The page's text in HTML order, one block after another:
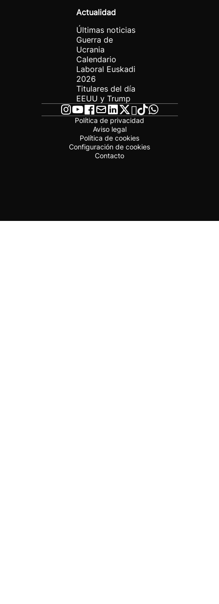
Actualidad
Últimas noticias
Guerra de
Ucrania
Calendario
Laboral Euskadi
2026
Titulares del día
EEUU y Trump
Política de privacidad
Aviso legal
Política de cookies
Configuración de cookies
Contacto